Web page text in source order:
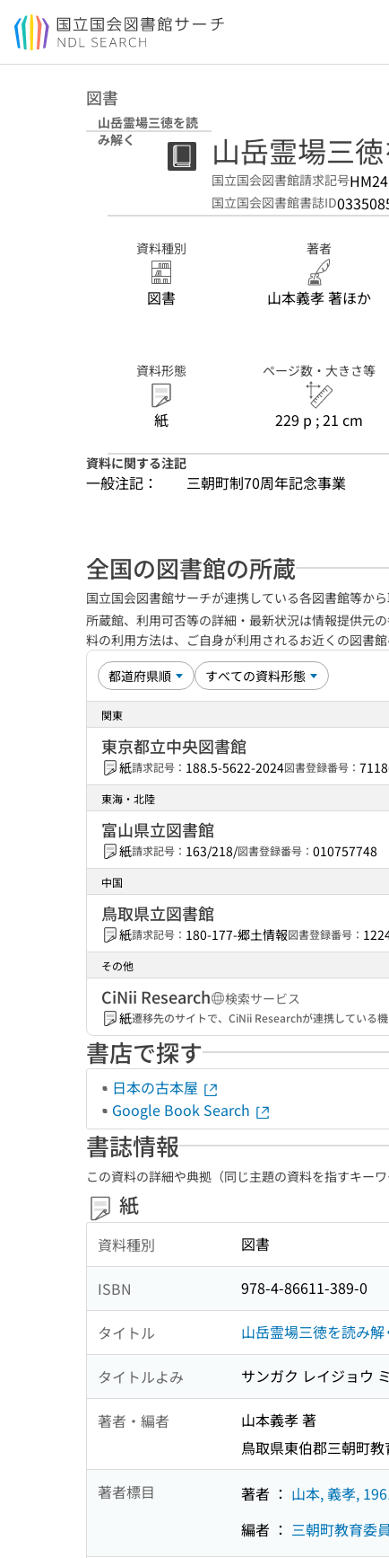
本文へ移動
図書
山岳霊場三徳を読
み解く
山岳霊場三
国立国会図書館請求記号
国立国会図書館書誌ID
資料種別
図書
著者
山本義孝 著ほか
資料形態
紙
ページ数・大きさ等
229 p ; 21 cm
資料に関する注記
一般注記： 三朝町制70周年記念事業
全国の図書館の所蔵
国立国会図書館サーチが連携している各図書館等か
所蔵館、利用可否等の詳細・最新状況は情報提供元
料の利用方法は、ご自身が利用されるお近くの図書
関東
東京都立中央図書館
紙請求記号： 188.5-5622-2024図書登録番号：
東海・北陸
富山県立図書館
紙請求記号： 163/218/図書登録番号： 010757748
中国
鳥取県立図書館
紙請求記号： 180-177-郷土情報図書登録番号：
その他
CiNii Research
検索サービス
紙遷移先のサイトで、CiNii Researchが連携している
書店で探す
日本の古本屋
Google Book Search
書誌情報
この資料の詳細や典拠（同じ主題の資料を指すキー
紙
資料種別 図書
ISBN 978-4-86611-389-0
タイトル 山岳霊場三徳を読み解
タイトルよみ サンガク レイジョウ
著者・編者
山本義孝 著
鳥取県東伯郡三朝町
著者標目 著者 ： 山本, 義孝,
編者 ： 三朝町教育委